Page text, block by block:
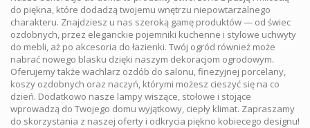
do piękna, które dodadzą twojemu wnętrzu niepowtarzalnego
charakteru. Znajdziesz u nas szeroką gamę produktów — od świec
ozdobnych, przez eleganckie pojemniki kuchenne i stylowe uchwyty
do mebli, aż po akcesoria do łazienki. Twój ogród również może
nabrać nowego blasku dzięki naszym dekoracjom ogrodowym.
Oferujemy także wachlarz ozdób do salonu, finezyjnej porcelany,
koszy ozdobnych oraz naczyń, którymi możesz cieszyć się na co
dzień. Dodatkowo nasze lampy wiszące, stołowe i stojące
wprowadzą do Twojego domu wyjątkowy, ciepły klimat. Zapraszamy
do skorzystania z naszej oferty i odkrycia piękno kobiecego designu!